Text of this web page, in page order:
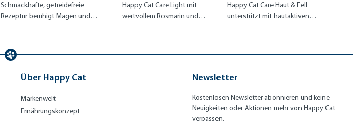
Schmackhafte, getreidefreie
Rezeptur beruhigt Magen und
Happy Cat Care Light mit
wertvollem Rosmarin und
Happy Cat Care Haut & Fell
unterstützt mit hautaktiven
Über Happy Cat
Markenwelt
Ernährungskonzept
Newsletter
Kostenlosen Newsletter abonnieren und keine
Neuigkeiten oder Aktionen mehr von Happy Cat
verpassen.